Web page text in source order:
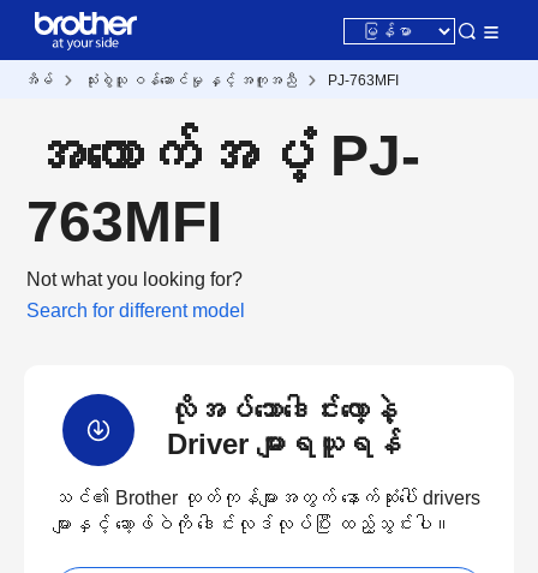
အိမ် သုံးစွဲသူ ဝန်ဆောင်မှု နှင့် အကူအညီ PJ-763MFI
အထောက်အပံ့ PJ-
763MFI
Not what you looking for?
Search for different model
လိုအပ်သောဒေါင်းလော့နဲ့
Driver များရယူရန်
သင်၏ Brother ထုတ်ကုန်များအတွက် နောက်ဆုံးပေါ် drivers
များနှင့် ဆော့ဖ်ဝဲကို ဒေါင်းလုဒ်လုပ်ပြီး ထည့်သွင်းပါ။